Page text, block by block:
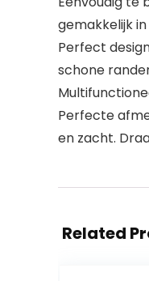
gemakkelijk
Perfect
schone
Perfecte
en zacht.
Related